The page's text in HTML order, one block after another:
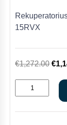
15RVX
€1,272.00
was:
€
produkto
kiekis: